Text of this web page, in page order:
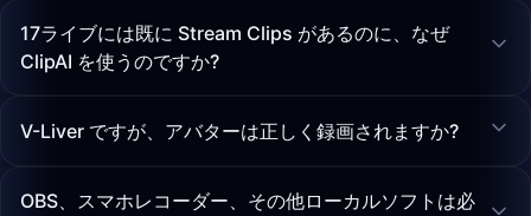
17ライブには既に Stream Clips があるのに、なぜ
ClipAI を使うのですか?
V-Liver ですが、アバターは正しく録画されますか?
OBS、スマホレコーダー、その他ローカルソフトは必